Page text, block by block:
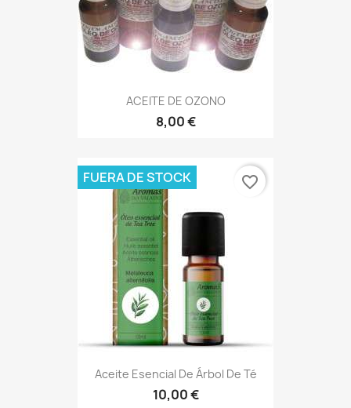
ACEITE DE OZONO
8,00 €
Aceite Esencial De Árbol De Té
10,00 €
FUERA DE STOCK favorite_border